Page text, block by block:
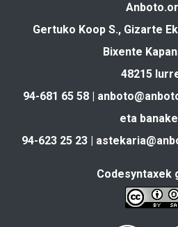
Gertuko Koop S., Gizarte
Bixente
48215
94-681 65 58 |
eta
94-623 25 23 |
Codesyntaxek